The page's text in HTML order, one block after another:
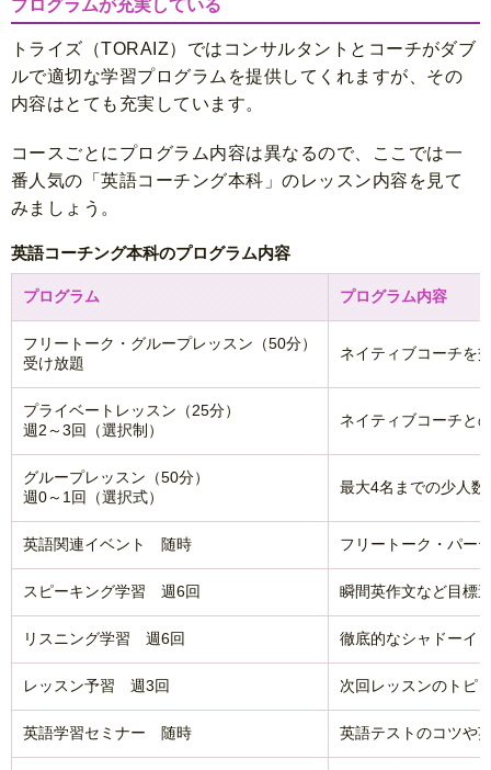
プログラムが充実している
トライズ（TORAIZ）ではコンサルタントとコーチがダブ
ルで適切な学習プログラムを提供してくれますが、その
内容はとても充実しています。
コースごとにプログラム内容は異なるので、ここでは一
番人気の「英語コーチング本科」のレッスン内容を見て
みましょう。
英語コーチング本科のプログラム内容
プログラム プログラム内容
フリートーク・グループレッスン（50分）
受け放題
ネイティブコーチを
プライベートレッスン（25分）
週2～3回（選択制）
ネイティブコーチと
グループレッスン（50分）
週0～1回（選択式）
最大4名までの少人
英語関連イベント 随時 フリートーク・パー
スピーキング学習 週6回 瞬間英作文など目標
リスニング学習 週6回 徹底的なシャドーイ
レッスン予習 週3回 次回レッスンのトピ
英語学習セミナー 随時 英語テストのコツや